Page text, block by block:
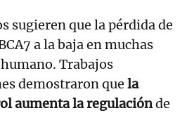
sugieren que la pérdida de
a la baja en muchas
Trabajos
demostraron que la
aumenta la regulaciónde